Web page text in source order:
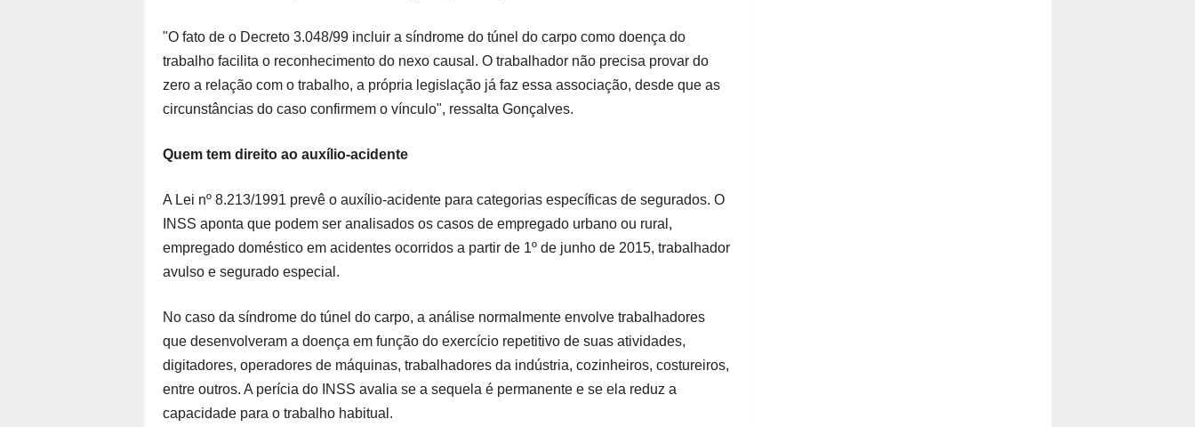
"O fato de o Decreto 3.048/99 incluir a síndrome do túnel do carpo como doença do
trabalho facilita o reconhecimento do nexo causal. O trabalhador não precisa provar do
zero a relação com o trabalho, a própria legislação já faz essa associação, desde que as
circunstâncias do caso confirmem o vínculo", ressalta Gonçalves.
Quem tem direito ao auxílio-acidente
A Lei nº 8.213/1991 prevê o auxílio-acidente para categorias específicas de segurados. O
INSS aponta que podem ser analisados os casos de empregado urbano ou rural,
empregado doméstico em acidentes ocorridos a partir de 1º de junho de 2015, trabalhador
avulso e segurado especial.
No caso da síndrome do túnel do carpo, a análise normalmente envolve trabalhadores
que desenvolveram a doença em função do exercício repetitivo de suas atividades,
digitadores, operadores de máquinas, trabalhadores da indústria, cozinheiros, costureiros,
entre outros. A perícia do INSS avalia se a sequela é permanente e se ela reduz a
capacidade para o trabalho habitual.